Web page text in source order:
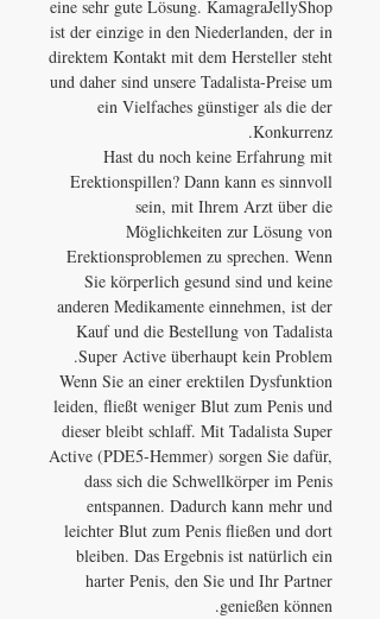
eine sehr gute Lösung. KamagraJellyShop
ist der einzige in den Niederlanden, der in
direktem Kontakt mit dem Hersteller steht
und daher sind unsere Tadalista-Preise um
ein Vielfaches günstiger als die der
Konkurrenz.
Hast du noch keine Erfahrung mit
Erektionspillen? Dann kann es sinnvoll
sein, mit Ihrem Arzt über die
Möglichkeiten zur Lösung von
Erektionsproblemen zu sprechen. Wenn
Sie körperlich gesund sind und keine
anderen Medikamente einnehmen, ist der
Kauf und die Bestellung von Tadalista
Super Active überhaupt kein Problem.
Wenn Sie an einer erektilen Dysfunktion
leiden, fließt weniger Blut zum Penis und
dieser bleibt schlaff. Mit Tadalista Super
Active (PDE5-Hemmer) sorgen Sie dafür,
dass sich die Schwellkörper im Penis
entspannen. Dadurch kann mehr und
leichter Blut zum Penis fließen und dort
bleiben. Das Ergebnis ist natürlich ein
harter Penis, den Sie und Ihr Partner
genießen können.